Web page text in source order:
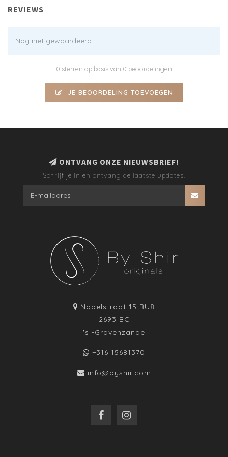
REVIEWS
Nog niet gewaardeerd
0 sterren op basis van 0 beoordelingen
JE BEOORDELING TOEVOEGEN
ONTVANG ONZE NIEUWSBRIEF!
Schrijf je in en ontvang de laatste updates!
Nobelstraat 15 BU8
2693 BC
's -Gravenzande
+316 15681370
info@byshir.com